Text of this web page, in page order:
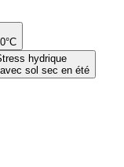
hydrique
sol sec en été